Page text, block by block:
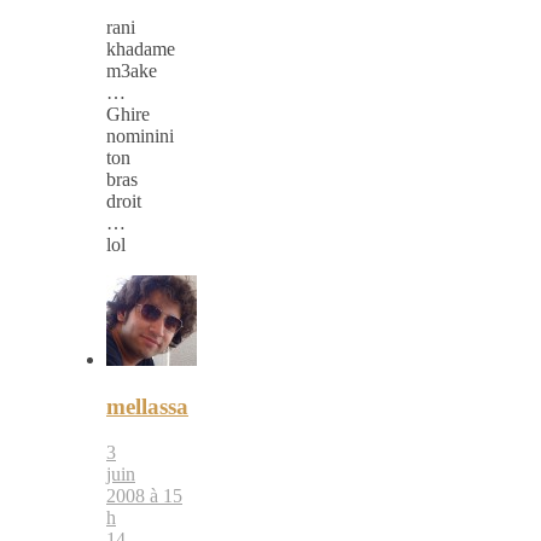
rani
khadame
m3ake
…
Ghire
nominini
ton
bras
droit
…
lol
mellassa
3
juin
2008 à 15
h